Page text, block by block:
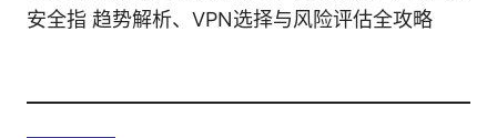
安全指 趋势解析、VPN选择与风险评估全攻略